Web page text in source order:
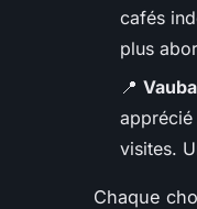
cafés
plus
📍
apprécié
visites.
Chaque